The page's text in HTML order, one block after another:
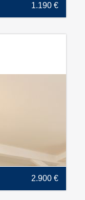
1.190 €
2.900 €